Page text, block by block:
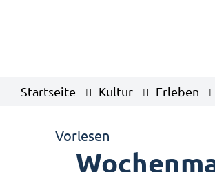
Startseite Kultur Erleben
Vorlesen